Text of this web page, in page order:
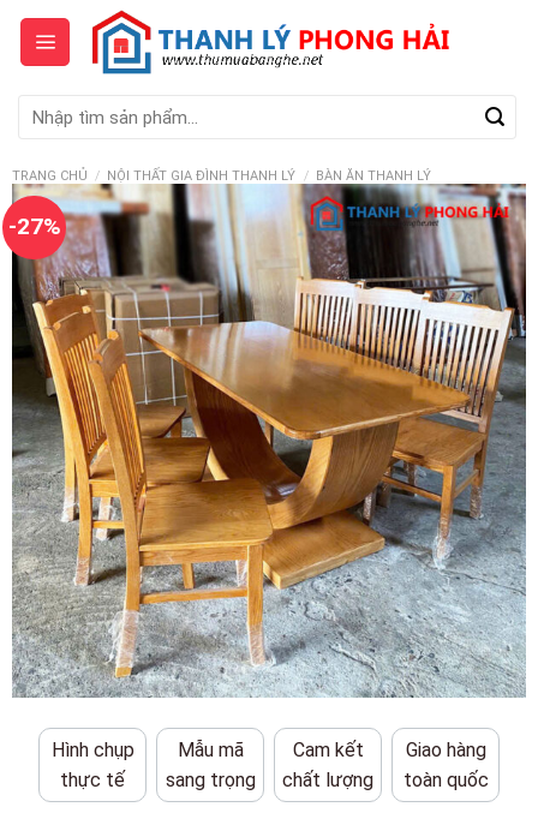
Skip
content
kiếm:
TRANG CHỦ / NỘI THẤT GIA ĐÌNH THANH LÝ / BÀN ĂN THANH LÝ
-27%
Hình chụp
thực tế
Mẫu mã
sang trọng
Cam kết
chất lượng
Giao hàng
toàn quốc